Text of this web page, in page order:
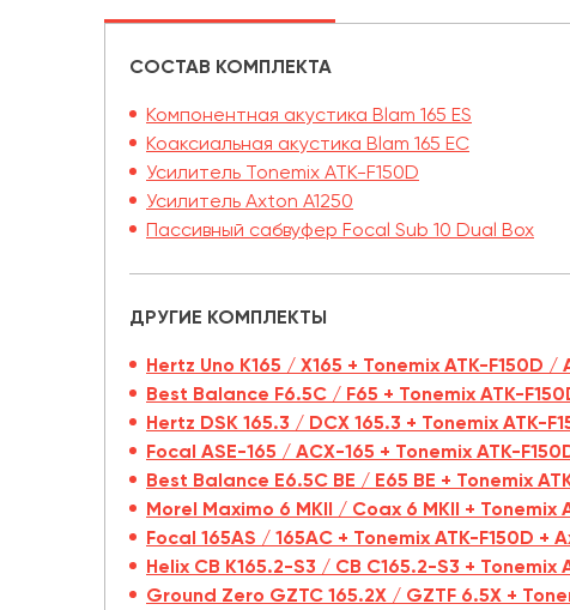
СОСТАВ КОМПЛЕКТА
Компонентная акустика Blam 165 ES
Коаксиальная акустика Blam 165 EC
Усилитель Tonemix ATK-F150D
Усилитель Axton A1250
Пассивный сабвуфер Focal Sub 10 Dual Box
ДРУГИЕ КОМПЛЕКТЫ
Hertz Uno K165 / X165 + Tonemix ATK-F150D /
Best Balance F6.5C / F65 + Tonemix ATK-
Hertz DSK 165.3 / DCX 165.3 + Tonemix ATK-
Focal ASE-165 / ACX-165 + Tonemix ATK-
Best Balance E6.5C BE / E65 BE + Tonemix
Morel Maximo 6 MKII / Coax 6 MKII + Tonemix
Focal 165AS / 165AC + Tonemix ATK-F150D +
Helix CB K165.2-S3 / CB C165.2-S3 + Tonemix
Ground Zero GZTC 165.2X / GZTF 6.5X +